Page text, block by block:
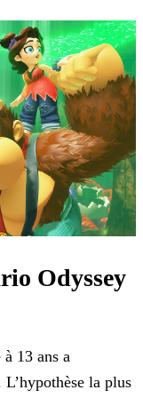
Odyssey
13 ans a
la plus